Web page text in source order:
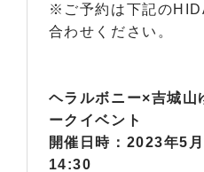
※ご予約は下記の
合わせください。
ヘラルボニー×吉城
ークイベント
開催日時：2023年5
14:30